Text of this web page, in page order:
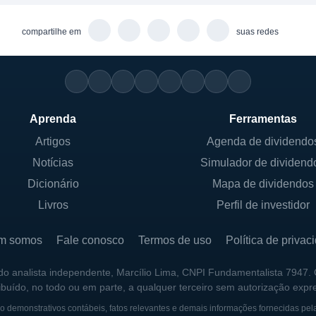
retorno constante e atraente para aqueles que
compartilhe em suas redes
Aprenda
Artigos
Notícias
Dicionário
Livros
Ferramentas
Agenda de
Simulador de
Mapa de dividendos
Perfil de investidor
somos Fale conosco Termos de uso Política de
analista independente, Marcílio Lima, CNPI Fundamentalista
no todo ou em parte, a qualquer terceiro sem autorização
contábeis, fatos relevantes e demais informações fornecidas